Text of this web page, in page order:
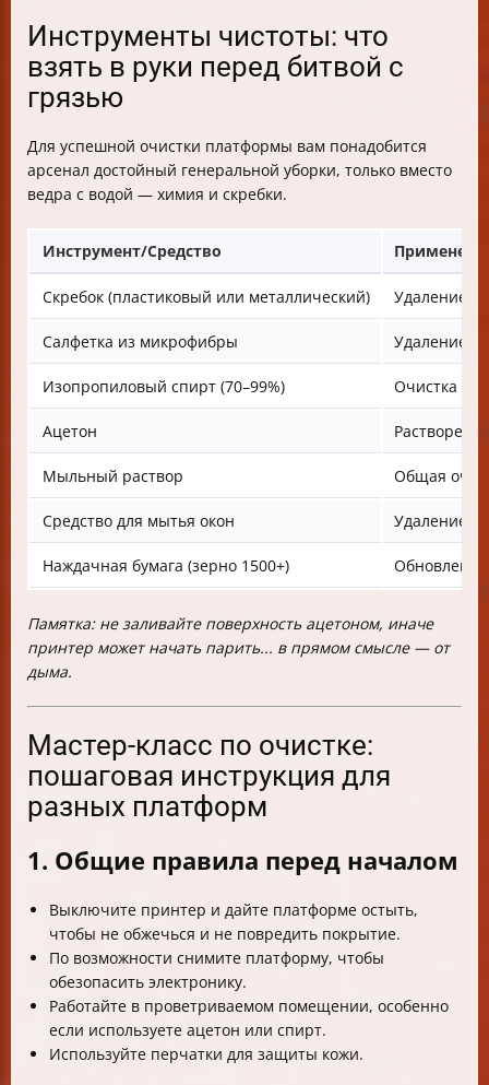
Инструменты чистоты: что
взять в руки перед битвой с
грязью
Для успешной очистки платформы вам понадобится
арсенал достойный генеральной уборки, только вместо
ведра с водой — химия и скребки.
Инструмент/Средство
Скребок (пластиковый или металлический) Удаление
Салфетка из микрофибры Удаление
Изопропиловый спирт (70–99%) Очистка
Ацетон
Мыльный раствор Общая
Средство для мытья окон Удаление
Наждачная бумага (зерно 1500+) Обновление
Памятка: не заливайте поверхность ацетоном, иначе
принтер может начать парить... в прямом смысле — от
дыма.
Мастер-класс по очистке:
пошаговая инструкция для
разных платформ
1. Общие правила перед началом
Выключите принтер и дайте платформе остыть,
чтобы не обжечься и не повредить покрытие.
По возможности снимите платформу, чтобы
обезопасить электронику.
Работайте в проветриваемом помещении, особенно
если используете ацетон или спирт.
Используйте перчатки для защиты кожи.